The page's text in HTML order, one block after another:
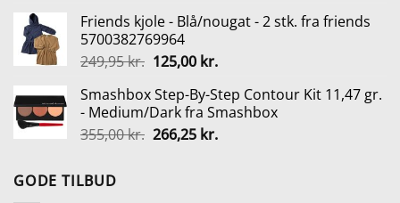
var:
599,00 kr..
er:
Friends kjole - Blå/nougat - 2 stk. fra friends
5700382769964
249,95kr. Den
pris
var:
249,95 kr..
125,00 kr.Den
pris
er:
125,00 kr..
Smashbox Step-By-Step Contour Kit 11,47 gr.
- Medium/Dark fra Smashbox
355,00kr. Den
266,25 kr.Den
GODE TILBUD